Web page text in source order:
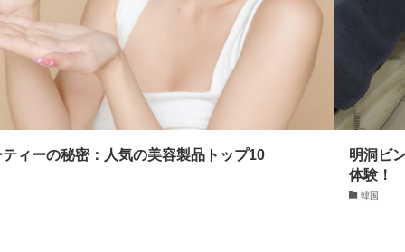
明洞ビンセントクリニックでポテンツァとリジ